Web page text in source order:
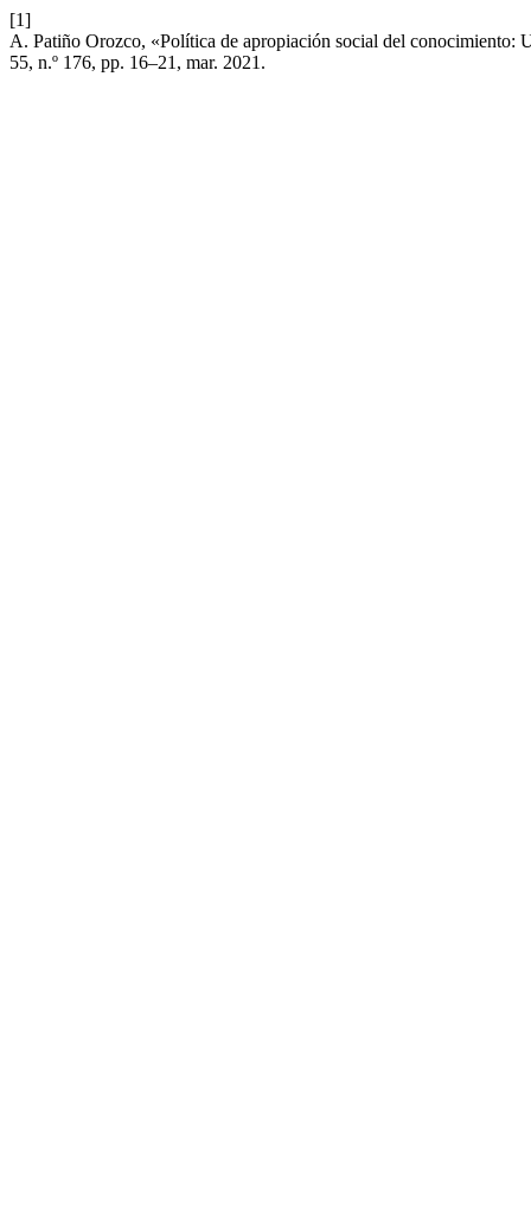
[1]
A. Patiño Orozco, «Política de apropiación social del conocimiento:
55, n.º 176, pp. 16–21, mar. 2021.